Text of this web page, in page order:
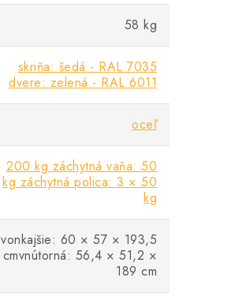
58 kg
skriňa: šedá - RAL 7035
dvere: zelená - RAL 6011
oceľ
200 kg záchytná vaňa: 50
kg záchytná polica: 3 × 50
kg
vonkajšie: 60 × 57 × 193,5
cmvnútorná: 56,4 × 51,2 ×
189 cm